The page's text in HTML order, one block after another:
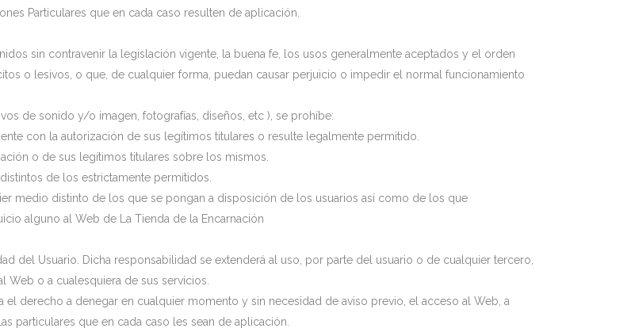
Particulares que en cada caso resulten de aplicación.
sin contravenir la legislación vigente, la buena fe, los usos generalmente aceptados y el orden
o lesivos, o que, de cualquier forma, puedan causar perjuicio o impedir el normal funcionamiento
de sonido y/o imagen, fotografías, diseños, etc ), se prohíbe:
con la autorización de sus legítimos titulares o resulte legalmente permitido.
o de sus legítimos titulares sobre los mismos.
de los estrictamente permitidos.
medio distinto de los que se pongan a disposición de los usuarios así como de los que
alguno al Web de La Tienda de la Encarnación
del Usuario. Dicha responsabilidad se extenderá al uso, por parte del usuario o de cualquier tercero,
Web o a cualesquiera de sus servicios.
el derecho a denegar en cualquier momento y sin necesidad de aviso previo, el acceso al Web, a
particulares que en cada caso les sean de aplicación.